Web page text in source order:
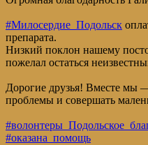
#Милосердие_Подольск
препарата.
Низкий поклон нашему
пожелал остаться
Дорогие друзья! Вместе мы
проблемы и совершать
#оказана_помощь